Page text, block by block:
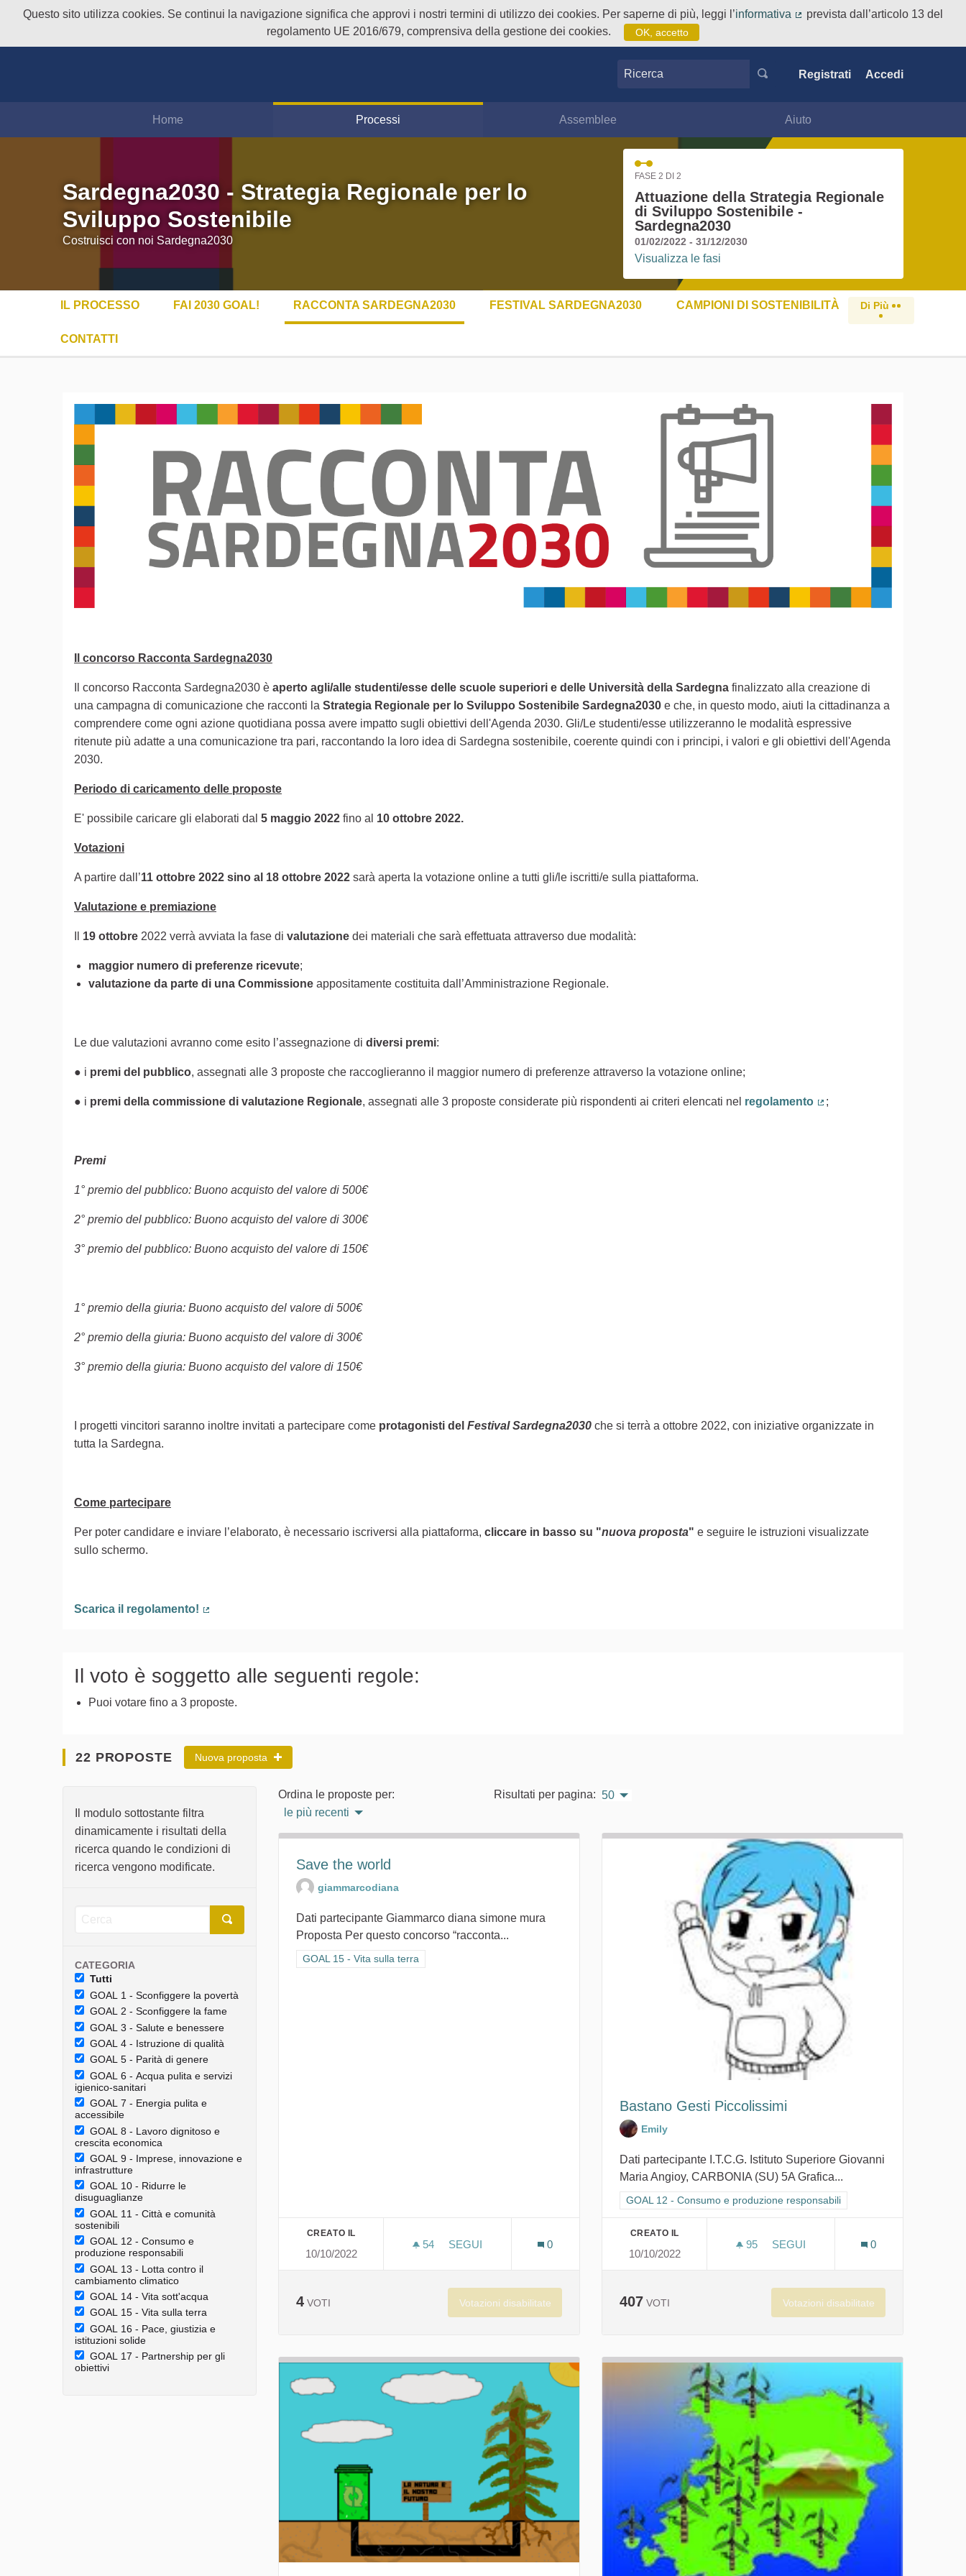
Questo sito utilizza cookies. Se continui la navigazione significa che approvi i nostri termini di utilizzo dei cookies. Per saperne di più, leggi l’informativa
prevista dall’articolo 13 del
regolamento UE 2016/679, comprensiva della gestione dei cookies.
OK, accetto
Ricerca Registrati Accedi
Home Processi Assemblee Aiuto
Sardegna2030 - Strategia Regionale per lo
Sviluppo Sostenibile
Costruisci con noi Sardegna2030
FASE 2 DI 2
Attuazione della Strategia Regionale
di Sviluppo Sostenibile -
Sardegna2030
01/02/2022 - 31/12/2030
Visualizza le fasi
IL PROCESSO FAI 2030 GOAL! RACCONTA SARDEGNA2030 FESTIVAL SARDEGNA2030 CAMPIONI DI SOSTENIBILITÀ
CONTATTI
Di Più
Il concorso Racconta Sardegna2030
Il concorso Racconta Sardegna2030 è aperto agli/alle studenti/esse delle scuole superiori e delle Università della Sardegna finalizzato alla creazione di
una campagna di comunicazione che racconti la Strategia Regionale per lo Sviluppo Sostenibile Sardegna2030 e che, in questo modo, aiuti la cittadinanza a
comprendere come ogni azione quotidiana possa avere impatto sugli obiettivi dell'Agenda 2030. Gli/Le studenti/esse utilizzeranno le modalità espressive
ritenute più adatte a una comunicazione tra pari, raccontando la loro idea di Sardegna sostenibile, coerente quindi con i principi, i valori e gli obiettivi dell'Agenda
2030.
Periodo di caricamento delle proposte
E' possibile caricare gli elaborati dal 5 maggio 2022 fino al 10 ottobre 2022.
Votazioni
A partire dall’11 ottobre 2022 sino al 18 ottobre 2022 sarà aperta la votazione online a tutti gli/le iscritti/e sulla piattaforma.
Valutazione e premiazione
19 ottobre 2022 verrà avviata la fase di valutazione dei materiali che sarà effettuata attraverso due modalità:
maggior numero di preferenze ricevute;
valutazione da parte di una Commissione appositamente costituita dall’Amministrazione Regionale.
Le due valutazioni avranno come esito l’assegnazione di diversi premi:
● i premi del pubblico, assegnati alle 3 proposte che raccoglieranno il maggior numero di preferenze attraverso la votazione online;
● i premi della commissione di valutazione Regionale, assegnati alle 3 proposte considerate più rispondenti ai criteri elencati nel regolamento
;
Premi
1° premio del pubblico: Buono acquisto del valore di 500€
2° premio del pubblico: Buono acquisto del valore di 300€
3° premio del pubblico: Buono acquisto del valore di 150€
1° premio della giuria: Buono acquisto del valore di 500€
2° premio della giuria: Buono acquisto del valore di 300€
3° premio della giuria: Buono acquisto del valore di 150€
I progetti vincitori saranno inoltre invitati a partecipare come protagonisti del Festival Sardegna2030 che si terrà a ottobre 2022, con iniziative organizzate in
tutta la Sardegna.
Come partecipare
Per poter candidare e inviare l’elaborato, è necessario iscriversi alla piattaforma, cliccare in basso su "nuova proposta" e seguire le istruzioni visualizzate
sullo schermo.
Scarica il regolamento!
Il voto è soggetto alle seguenti regole:
Puoi votare fino a 3 proposte.
22 PROPOSTE Nuova proposta
Il modulo sottostante filtra
dinamicamente i risultati della
ricerca quando le condizioni di
ricerca vengono modificate.
CATEGORIA
Tutti
GOAL 1 - Sconfiggere la povertà
GOAL 2 - Sconfiggere la fame
GOAL 3 - Salute e benessere
GOAL 4 - Istruzione di qualità
GOAL 5 - Parità di genere
GOAL 6 - Acqua pulita e servizi
igienico-sanitari
GOAL 7 - Energia pulita e
accessibile
GOAL 8 - Lavoro dignitoso e
crescita economica
GOAL 9 - Imprese, innovazione e
infrastrutture
GOAL 10 - Ridurre le
disuguaglianze
GOAL 11 - Città e comunità
sostenibili
GOAL 12 - Consumo e
produzione responsabili
GOAL 13 - Lotta contro il
cambiamento climatico
GOAL 14 - Vita sott'acqua
GOAL 15 - Vita sulla terra
GOAL 16 - Pace, giustizia e
istituzioni solide
GOAL 17 - Partnership per gli
obiettivi
Ordina le proposte per:
le più recenti
Risultati per pagina: 50
Save the world
giammarcodiana
Dati partecipante Giammarco diana simone mura
Proposta Per questo concorso “racconta...
Filtra i risultati per categoria: GOAL 15 - Vita sulla terra
GOAL 15 - Vita sulla terra
CREATO IL
10/10/2022
54 54 SOSTENITORI
SEGUI
0
4 VOTI Votazioni disabilitate
Bastano Gesti Piccolissimi
Emily
Dati partecipante I.T.C.G. Istituto Superiore Giovanni
Maria Angioy, CARBONIA (SU) 5A Grafica...
Filtra i risultati per categoria: GOAL 12 - Consumo e produzione
GOAL 12 - Consumo e produzione responsabili
CREATO IL
10/10/2022
95 95 SOSTENITORI
SEGUI
0
407 VOTI Votazioni disabilitate